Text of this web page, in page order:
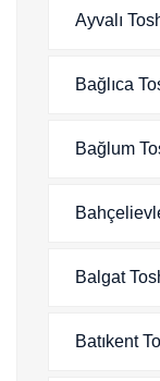
Ayvalı
Bağlıca
Bağlum
Balgat
Batıkent